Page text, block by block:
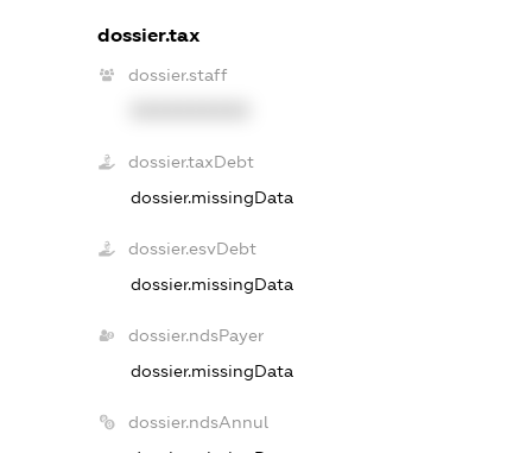
dossier.tax
dossier.staff
dossier.taxDebt
dossier.missingData
dossier.esvDebt
dossier.missingData
dossier.ndsPayer
dossier.missingData
dossier.ndsAnnul